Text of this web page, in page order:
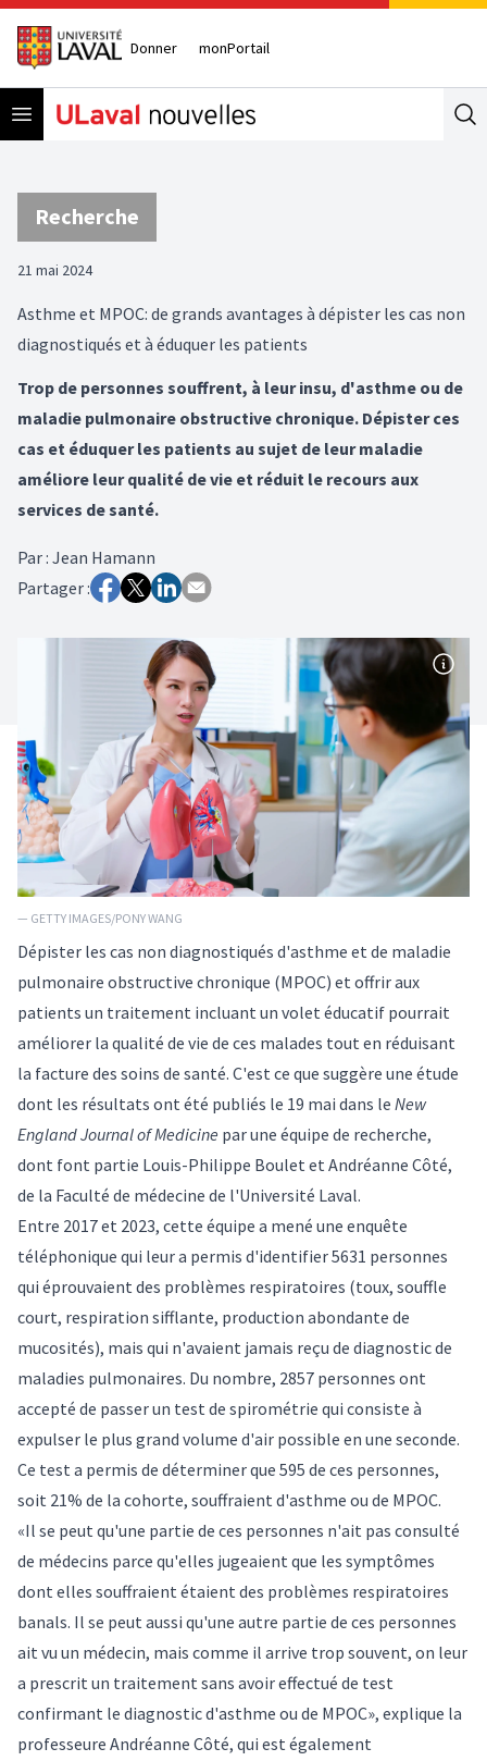
Donner monPortail
Open menu
Recherche
21 mai 2024
Asthme et MPOC: de grands avantages à dépister les cas non
diagnostiqués et à éduquer les patients
Trop de personnes souffrent, à leur insu, d'asthme ou de
maladie pulmonaire obstructive chronique. Dépister ces
cas et éduquer les patients au sujet de leur maladie
améliore leur qualité de vie et réduit le recours aux
services de santé.
Par: Jean Hamann
Partager :
— GETTY IMAGES/PONY WANG
Dépister les cas non diagnostiqués d'asthme et de maladie
pulmonaire obstructive chronique (MPOC) et offrir aux
patients un traitement incluant un volet éducatif pourrait
améliorer la qualité de vie de ces malades tout en réduisant
la facture des soins de santé. C'est ce que suggère une étude
dont les résultats ont été publiés le 19 mai dans le New
England Journal of Medicine par une équipe de recherche,
dont font partie Louis-Philippe Boulet et Andréanne Côté,
de la Faculté de médecine de l'Université Laval.
Entre 2017 et 2023, cette équipe a mené une enquête
téléphonique qui leur a permis d'identifier 5631 personnes
qui éprouvaient des problèmes respiratoires (toux, souffle
court, respiration sifflante, production abondante de
mucosités), mais qui n'avaient jamais reçu de diagnostic de
maladies pulmonaires. Du nombre, 2857 personnes ont
accepté de passer un test de spirométrie qui consiste à
expulser le plus grand volume d'air possible en une seconde.
Ce test a permis de déterminer que 595 de ces personnes,
soit 21% de la cohorte, souffraient d'asthme ou de MPOC.
«Il se peut qu'une partie de ces personnes n'ait pas consulté
de médecins parce qu'elles jugeaient que les symptômes
dont elles souffraient étaient des problèmes respiratoires
banals. Il se peut aussi qu'une autre partie de ces personnes
ait vu un médecin, mais comme il arrive trop souvent, on leur
a prescrit un traitement sans avoir effectué de test
confirmant le diagnostic d'asthme ou de MPOC», explique la
professeure Andréanne Côté, qui est également